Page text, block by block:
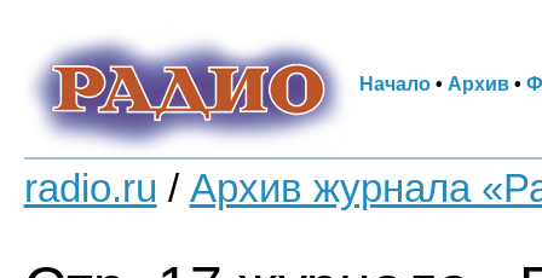
Начало• Архив•
radio.ru / Архив журнала